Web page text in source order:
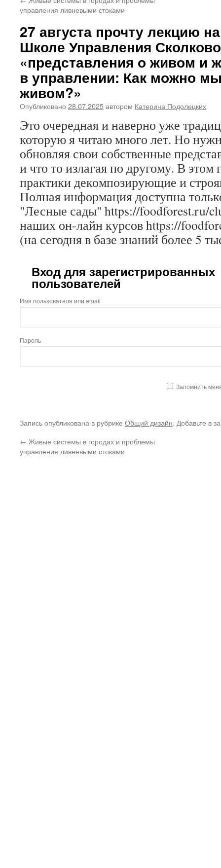
управления ливневыми стоками
27 августа прочту лекцию
Школе Управления Сколково
«представления о живом и
в управлении: Как можно
живом?»
Опубликовано 28.07.2025автором Катерина Подолецких
Это очередная и наверно уже
которую я читаю много лет. Но
обновляя свои собственные
и что то излагая по другому. В этом
практики декомпозирующие и
Полная информация доступна
"Лесные сады" https://foodforest.ru/
наших он-лайн курсов https://
(на сегодня в базе знаний более 5
Вход для зарегистрированных
пользователей
Имя пользователя или email
Пароль
Запомнить
Запись опубликована в рубрике Общий дизайн. Добавьте в
← Живые системы в городах и проблемы
управления ливневыми стоками